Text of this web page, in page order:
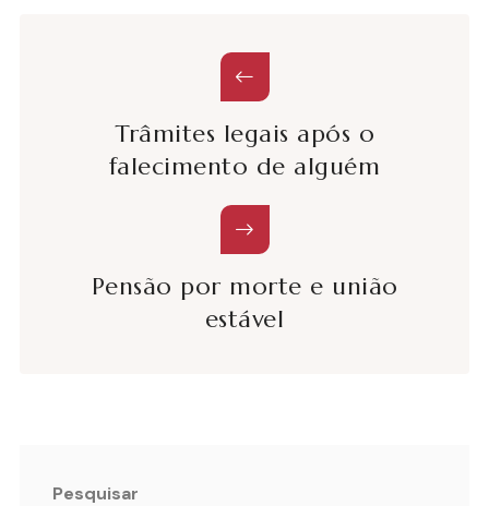
Trâmites legais após o
falecimento de alguém
Pensão por morte e união
estável
Pesquisar